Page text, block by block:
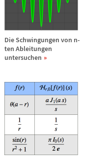
Die Schwingungen von n-
ten Ableitungen
untersuchen